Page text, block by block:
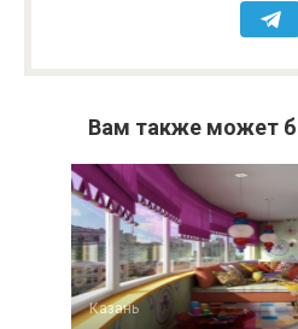
Вам также может
Казань